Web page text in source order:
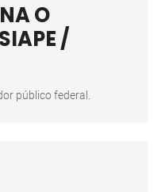
O
/
público federal.